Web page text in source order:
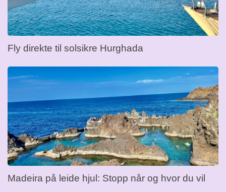
Fly direkte til solsikre Hurghada
Madeira på leide hjul: Stopp når og hvor du vil